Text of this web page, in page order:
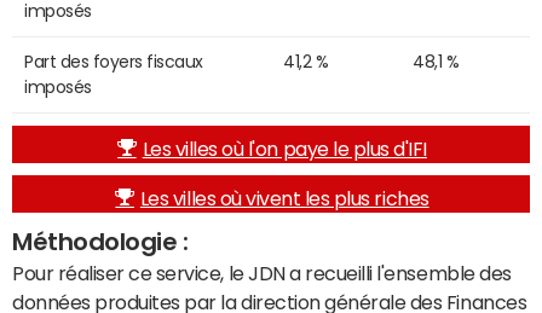
imposés
Part des foyers fiscaux
imposés
41,2 % 48,1 %
Les villes où l'on paye le plus d'IFI
Les villes où vivent les plus riches
Méthodologie :
Pour réaliser ce service, le JDN a recueilli l'ensemble des
données produites par la direction générale des Finances